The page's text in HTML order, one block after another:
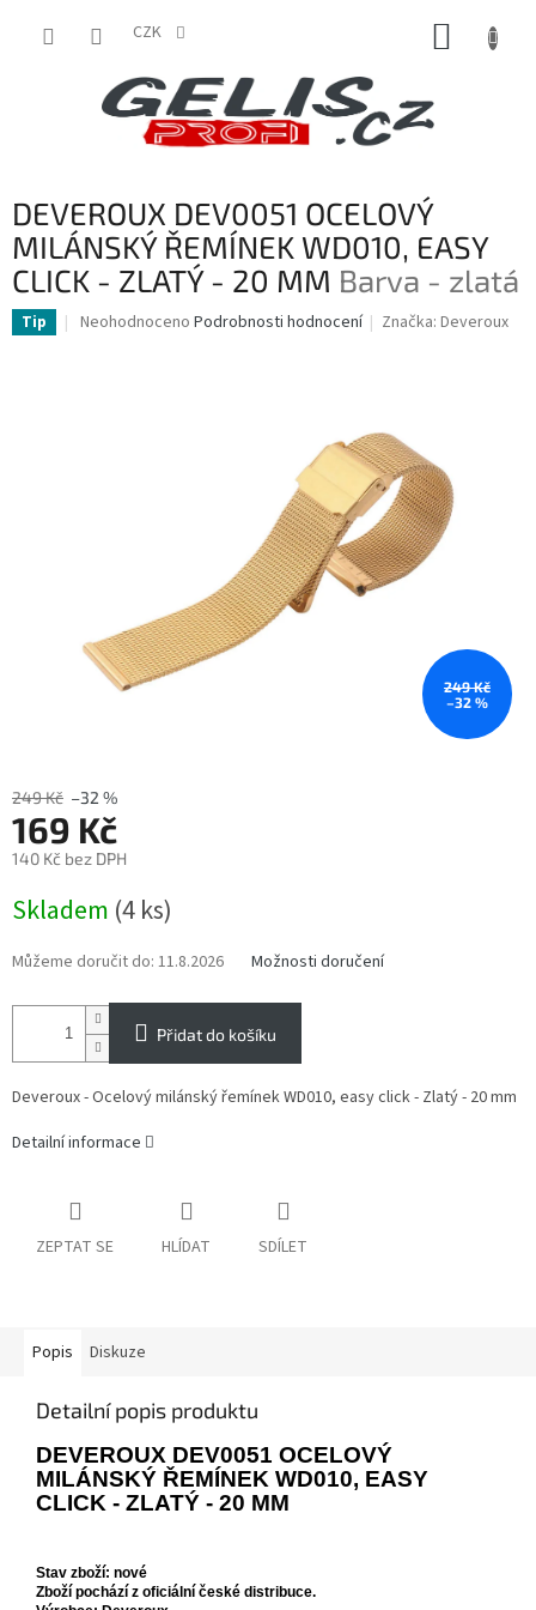
CZK
DEVEROUX DEV0051 OCELOVÝ
MILÁNSKÝ ŘEMÍNEK WD010, EASY
CLICK - ZLATÝ - 20 MM Barva - zlatá
Tip
Průměrné
Neohodnoceno Podrobnosti hodnocení Značka:Deveroux
249 Kč
–32 %
249 Kč –32 %
169 Kč
140 Kč bez DPH
cena:
Skladem (4 ks)
Můžeme doručit do: 11.8.2026 Možnosti doručení
Přidat do košíku
Deveroux - Ocelový milánský řemínek WD010, easy click - Zlatý - 20 mm
Detailní informace
ZEPTAT SE HLÍDAT SDÍLET
Popis Diskuze
Detailní popis produktu
DEVEROUX DEV0051 OCELOVÝ
MILÁNSKÝ ŘEMÍNEK WD010, EASY
CLICK - ZLATÝ - 20 MM
Stav zboží: nové
Zboží pochází z oficiální české distribuce.